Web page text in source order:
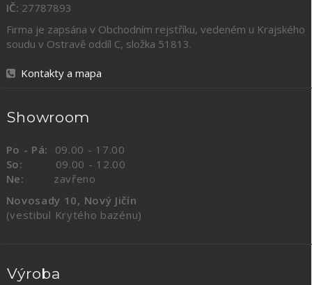
IČ: 27787893
Firma je zapsána v Obchodním rejstříku, vedeném u Krajského
soudu v Ostravě oddíl C, složka 51813.
Kontakty a mapa
Showroom
Po - Pá:
09.00 - 17.00
So: 09.00 - 12.00
Ne: zavřeno
Novosady 10, Nový Jičín
(vestibul Krytého bazénu)
Výroba